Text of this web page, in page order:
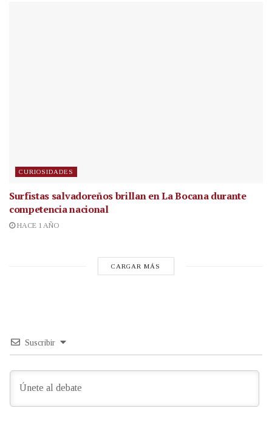
CURIOSIDADES
Surfistas salvadoreños brillan en La Bocana durante
competencia nacional
HACE 1 AÑO
CARGAR MÁS
Suscribir